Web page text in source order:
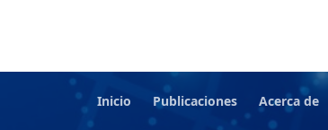
Inicio Publicaciones Acerca de